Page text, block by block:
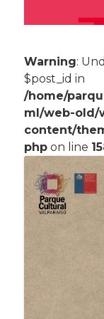
Warning:
$post_id in
/home/
ml/web-old/
content/
php on line